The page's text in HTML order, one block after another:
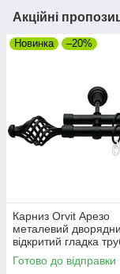
Акційні
Новинка –20%
Карниз Orvit Арезо
металевий
відкритий гладка
металеве Чорний
19\19 мм 300 см (00-
Готово до відправки